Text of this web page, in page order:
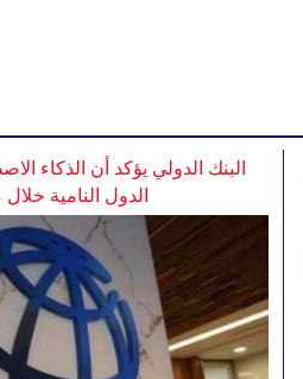
البنك الدولي يؤكد أن الذكاء
الدول النامية